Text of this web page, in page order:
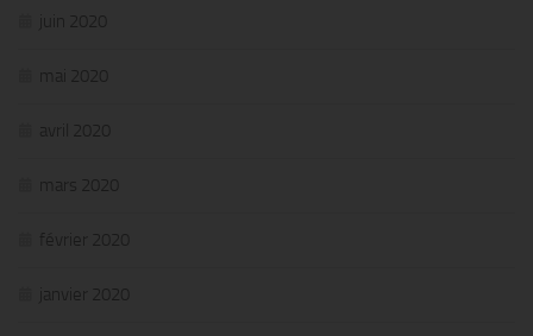
juin 2020
mai 2020
avril 2020
mars 2020
février 2020
janvier 2020